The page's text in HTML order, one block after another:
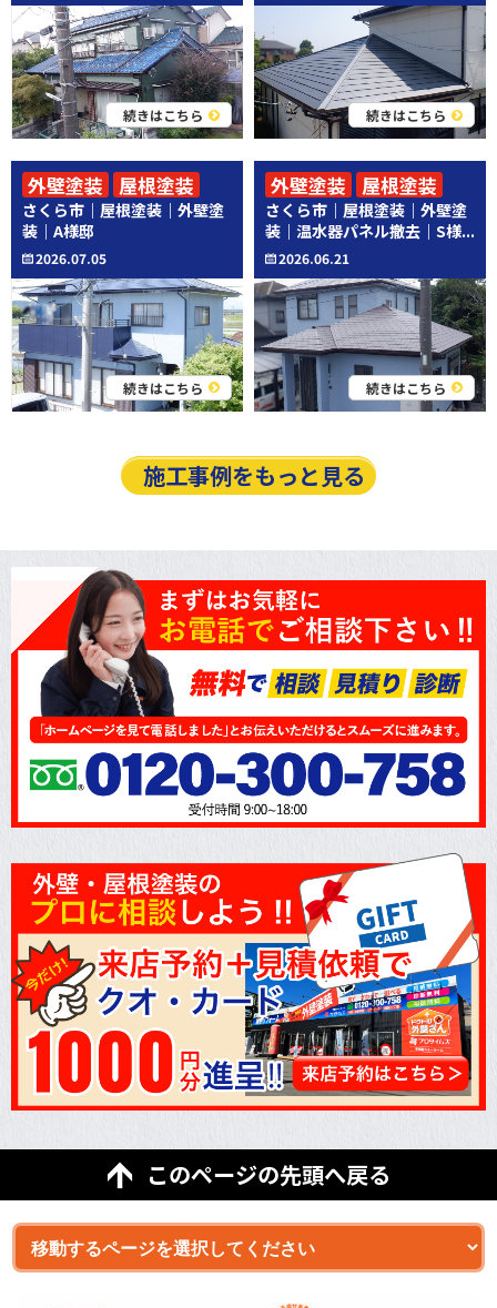
続きはこちら 続きはこちら
さくら市｜屋根塗装｜外壁塗
装｜A様邸
2026.07.05
続きはこちら
外壁塗装 屋根塗装
さくら市｜屋根塗装｜外壁塗
装｜温水器パネル撤去｜S様...
2026.06.21
続きはこちら
外壁塗装
屋根塗装
その他工事
施工事例をもっと見る
このページの先頭へ戻る